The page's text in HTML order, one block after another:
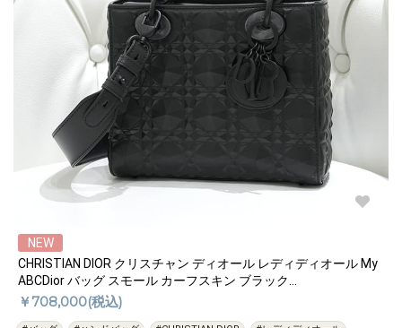
NEW
CHRISTIAN DIOR クリスチャン ディオール レディディオール My
ABCDior バッグ スモール カーフスキン ブラック
M0538SNEA_M900
￥708,000(税込)